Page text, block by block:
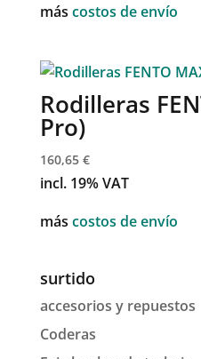
más costos de envío
Rodilleras
Pro)
160,65 €
incl. 19% VAT
más costos de envío
surtido
accesorios y repuestos
Coderas